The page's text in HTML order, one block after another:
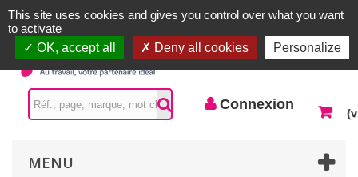
Contactez-nous
Connexion
MENU
This site uses cookies and gives you control over what you want
to activate
OK, accept all
Deny all cookies Personalize